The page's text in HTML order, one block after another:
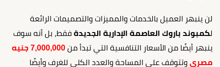
لن ينبهر العميل بالخدمات والمميزات والتصميمات الرائعة
لكمبوند باروك العاصمة الإدارية الجديدة فقط، بل أنه سوف
ينبهر أيضًا من الأسعار التنافسية التي تبدأ من
7,000,000 جنيه
مصري وتتوقف على المساحة والعدد الكلي للغرف وأيضًا